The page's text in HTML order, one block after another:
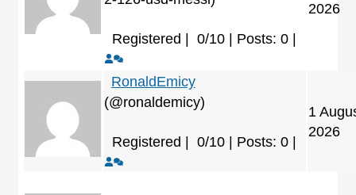
Registered | 0/10 | Posts: 0|
2026
RonaldEmicy
(@ronaldemicy)
Registered | 0/10 | Posts: 0|
1
2026